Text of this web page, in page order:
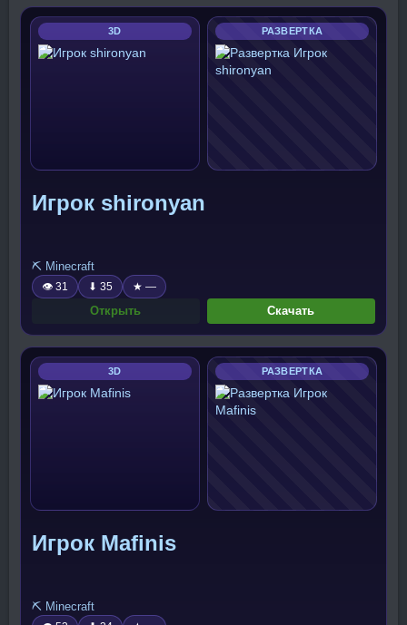
3D РАЗВЕРТКА
Игрок shironyan
⛏️ Minecraft
👁 31 ⬇ 35 ★ —
Открыть Скачать
3D РАЗВЕРТКА
Игрок Mafinis
⛏️ Minecraft